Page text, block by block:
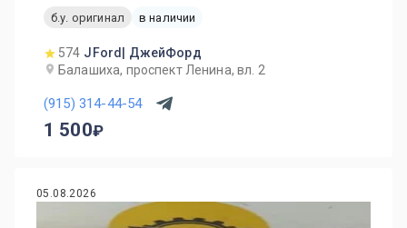
б.у. оригинал
в наличии
574 JFord| ДжейФорд
Балашиха, проспект Ленина, вл. 2
(915) 314-44-54
1 500
05.08.2026